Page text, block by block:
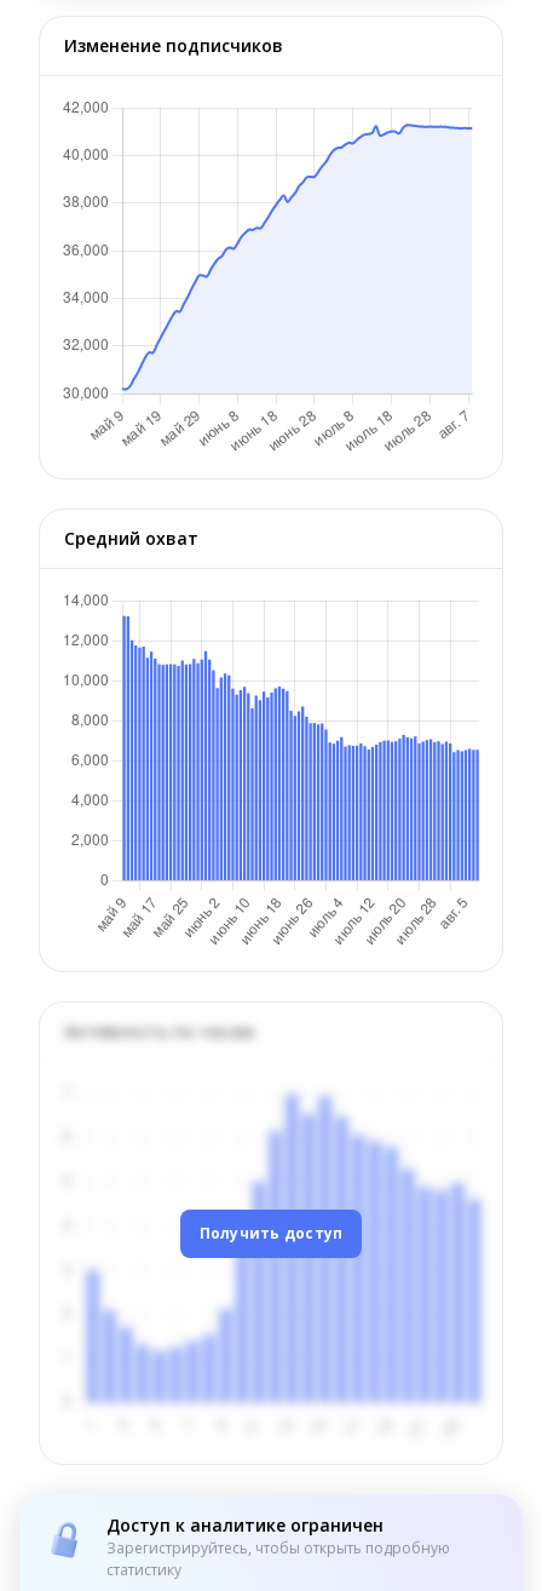
Изменение подписчиков
Средний охват
Активность по часам
Получить доступ
Доступ к аналитике ограничен
Зарегистрируйтесь, чтобы открыть подробную
статистику